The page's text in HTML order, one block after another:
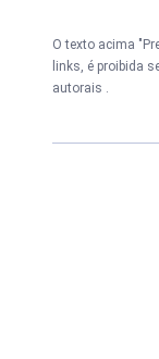
O texto acima
links, é proibida
autorais